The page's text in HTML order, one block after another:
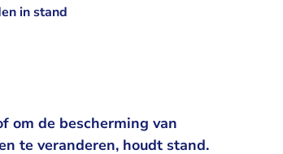
in stand
om de bescherming van
te veranderen, houdt stand.